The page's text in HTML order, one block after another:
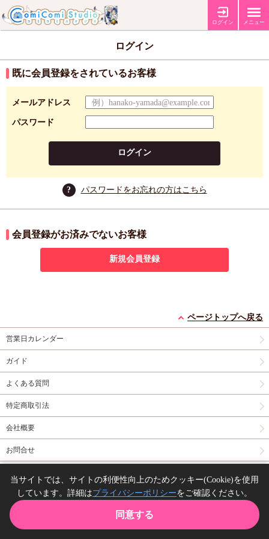
ログイン メニュー
ログイン
既に会員登録をされているお客様
メールアドレス
パスワード
ログイン
? パスワードをお忘れの方はこちら
会員登録がお済みでないお客様
新規会員登録
ページトップへ戻る
営業日カレンダー
ガイド
よくある質問
特定商取引法
会社概要
お問合せ
Copyright(C) comicomi studio. All right reserved.
当サイトでは、サイトの利便性向上のためクッキー(Cookie)を使用
しています。詳細はプライバシーポリシーをご確認ください。
同意する